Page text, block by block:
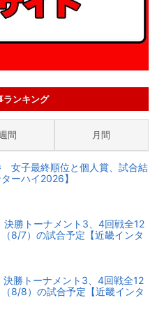
ランキング
間 月間
女子最終順位と個人賞、試合結
ーハイ2026】
勝トーナメント3、4回戦全12
8/7）の試合予定【近畿インタ
勝トーナメント3、4回戦全12
8/8）の試合予定【近畿インタ